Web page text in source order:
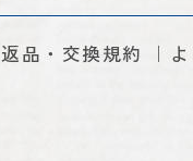
返品・交換規約